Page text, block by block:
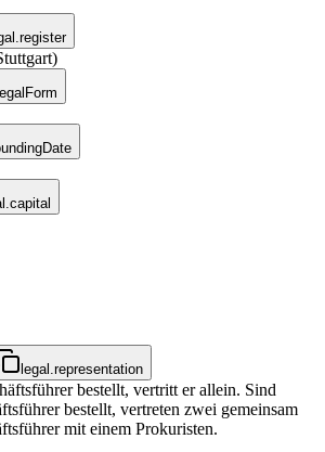
legal.representation
bestellt, vertritt er allein. Sind
bestellt, vertreten zwei gemeinsam
mit einem Prokuristen.